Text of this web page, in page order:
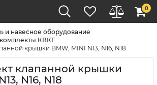
0
и навесное оборудование
КВКГ
крышки BMW, MINI N13, N16, N18
клапанной крышки
N16, N18